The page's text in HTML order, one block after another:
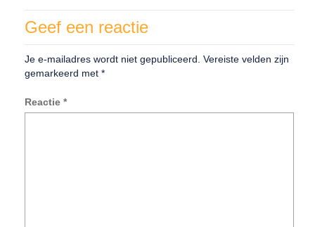
Geef een reactie
Je e-mailadres wordt niet gepubliceerd. Vereiste velden zijn
gemarkeerd met *
Reactie *